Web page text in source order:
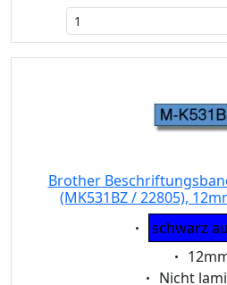
Brother
(MK531BZ / 22805),
Eigenschaft:
schwarz
Eigenschaft:
Nicht